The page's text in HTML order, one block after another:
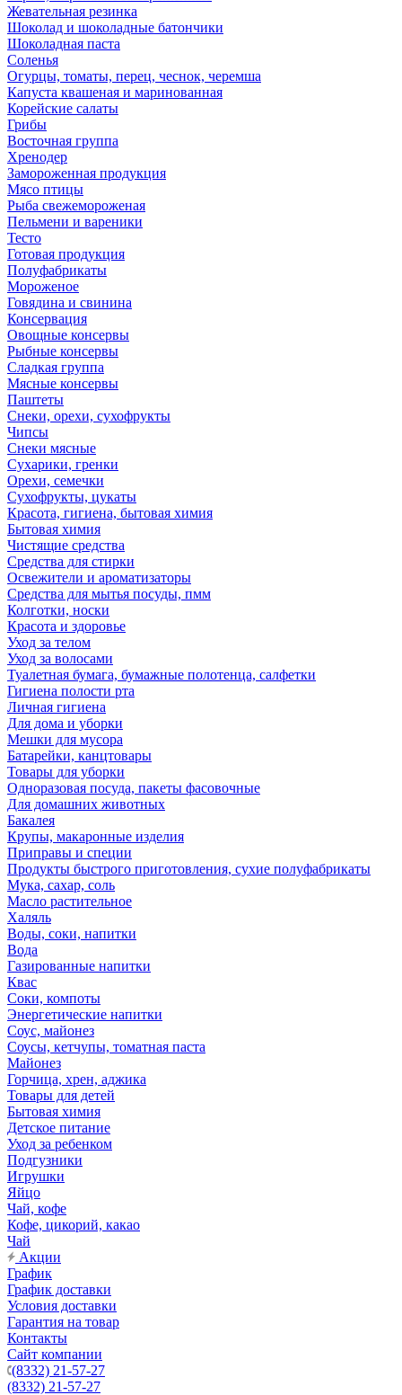
Жевательная резинка
Шоколад и шоколадные батончики
Шоколадная паста
Соленья
Огурцы, томаты, перец, чеснок, черемша
Капуста квашеная и маринованная
Корейские салаты
Грибы
Восточная группа
Хренодер
Замороженная продукция
Мясо птицы
Рыба свежемороженая
Пельмени и вареники
Тесто
Готовая продукция
Полуфабрикаты
Мороженое
Говядина и свинина
Консервация
Овощные консервы
Рыбные консервы
Сладкая группа
Мясные консервы
Паштеты
Снеки, орехи, сухофрукты
Чипсы
Снеки мясные
Сухарики, гренки
Орехи, семечки
Сухофрукты, цукаты
Красота, гигиена, бытовая химия
Бытовая химия
Чистящие средства
Средства для стирки
Освежители и ароматизаторы
Средства для мытья посуды, пмм
Колготки, носки
Красота и здоровье
Уход за телом
Уход за волосами
Туалетная бумага, бумажные полотенца, салфетки
Гигиена полости рта
Личная гигиена
Для дома и уборки
Мешки для мусора
Батарейки, канцтовары
Товары для уборки
Одноразовая посуда, пакеты фасовочные
Для домашних животных
Бакалея
Крупы, макаронные изделия
Приправы и специи
Продукты быстрого приготовления, сухие полуфабрикаты
Мука, сахар, соль
Масло растительное
Халяль
Воды, соки, напитки
Вода
Газированные напитки
Квас
Соки, компоты
Энергетические напитки
Соус, майонез
Соусы, кетчупы, томатная паста
Майонез
Горчица, хрен, аджика
Товары для детей
Бытовая химия
Детское питание
Уход за ребенком
Подгузники
Игрушки
Яйцо
Чай, кофе
Кофе, цикорий, какао
Чай
Акции
График
График доставки
Условия доставки
Гарантия на товар
Контакты
Сайт компании
(8332) 21-57-27
(8332) 21-57-27